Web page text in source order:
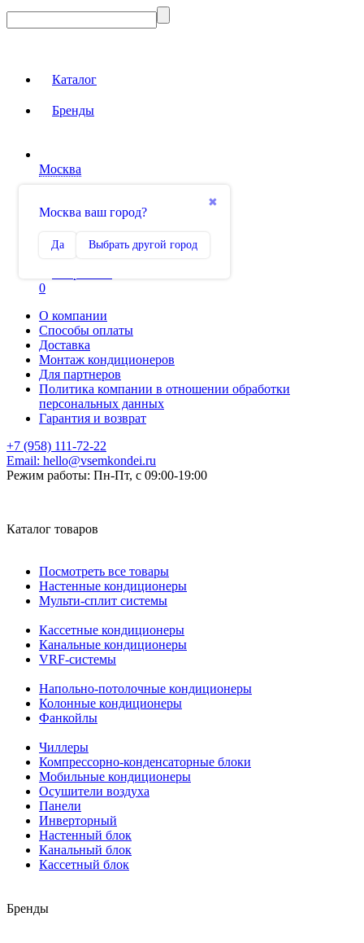
Каталог
Бренды
Москва
✖
Москва ваш город?
Да Выбрать другой город
Сравнение
0
О компании
Способы оплаты
Доставка
Монтаж кондиционеров
Для партнеров
Политика компании в отношении обработки
персональных данных
Гарантия и возврат
+7 (958) 111-72-22
Email: hello@vsemkondei.ru
Режим работы: Пн-Пт, с 09:00-19:00
Каталог товаров
Посмотреть все товары
Настенные кондиционеры
Мульти-сплит системы
Кассетные кондиционеры
Канальные кондиционеры
VRF-системы
Напольно-потолочные кондиционеры
Колонные кондиционеры
Фанкойлы
Чиллеры
Компрессорно-конденсаторные блоки
Мобильные кондиционеры
Осушители воздуха
Панели
Инверторный
Настенный блок
Канальный блок
Кассетный блок
Бренды